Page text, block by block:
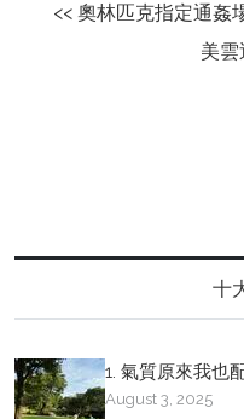
<< 奧林匹克指定通姦
美雲
十
1. 氣質原來我也
August 3, 2025